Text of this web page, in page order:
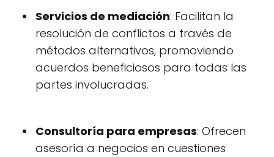
Servicios de mediación: Facilitan la
resolución de conflictos a través de
métodos alternativos, promoviendo
acuerdos beneficiosos para todas las
partes involucradas.
Consultoría para empresas: Ofrecen
asesoría a negocios en cuestiones